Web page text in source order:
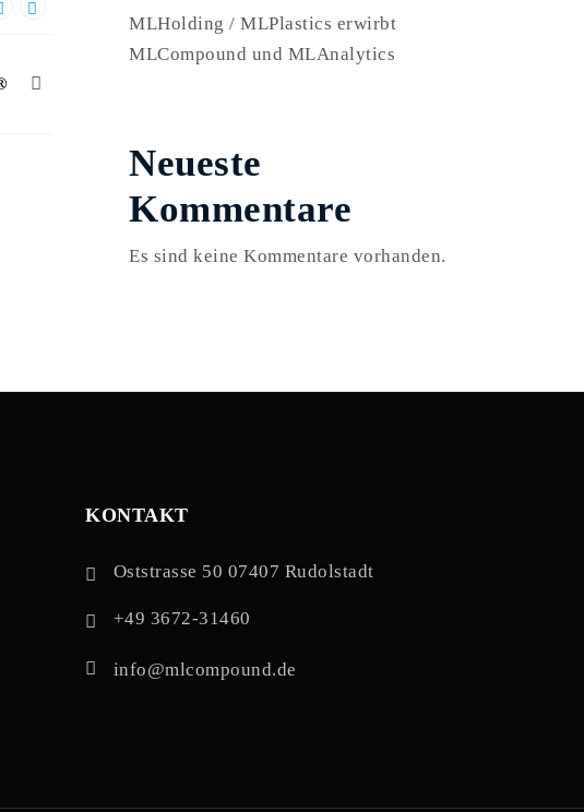
MLHolding / MLPlastics erwirbt
MLCompound und MLAnalytics
Neueste
Kommentare
Es sind keine Kommentare vorhanden.
KONTAKT
Oststrasse 50 07407 Rudolstadt
+49 3672-31460
info@mlcompound.de